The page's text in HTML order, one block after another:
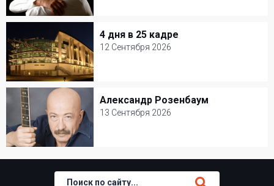
4 Сентября 2026
Джаз-клуб Игоря Бутмана
Популярная музыка
4 дня в 25 кадре
12 Сентября 2026
4 дня в 25 кадре
12 Сентября 2026
Мастерская Петра Фоменко
Творческий вечер
Александр Розенбаум
13 Сентября 2026
Александр Розенбаум
13 Сентября 2026
Шансон